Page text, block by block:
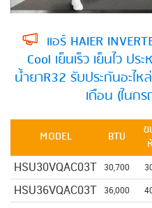
แอร์ HAIER
Cool เย็นเร็ว เย็นไว ป
น้ำยาR32 รับประกันอะ
เดือน (ในก
MODEL BTU
HSU30VQAC03T 30,700
HSU36VQAC03T 36,000